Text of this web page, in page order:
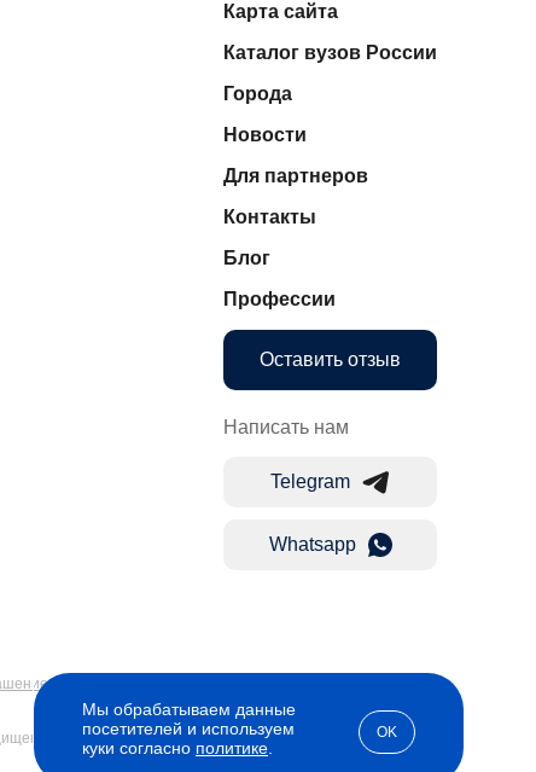
Карта сайта
Каталог вузов России
Города
Новости
Для партнеров
Контакты
Блог
Профессии
Оставить отзыв
Написать нам
Telegram
Whatsapp
Мы обрабатываем данные
посетителей и используем
куки согласно политике
OK